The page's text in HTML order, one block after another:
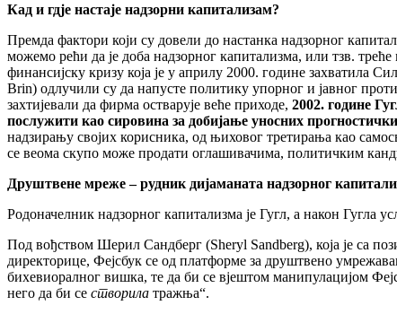
Кад и гдје настаје надзорни капитализам?
Премда фактори који су довели до настанка надзорног
можемо рећи да је доба надзорног капитализма, или тзв.
финансијску кризу која је у априлу 2000. године захватила
Brin) одлучили су да напусте политику упорног и јавног
захтијевали да фирма остварује веће приходе, 2002. године
послужити као сировина за добијање уносних
надзирању својих корисника, од њиховог третирања као
се веома скупо може продати оглашивачима, политичким
Друштвене мреже – рудник дијаманата надзорног
Родоначелник надзорног капитализма је Гугл, а након
Под вођством Шерил Сандберг (Sheryl Sandberg), која је са
директорице, Фејсбук се од платформе за друштвено
бихевиоралног вишка, те да би се вјештом манипулацијом
него да би се створила тражња“.